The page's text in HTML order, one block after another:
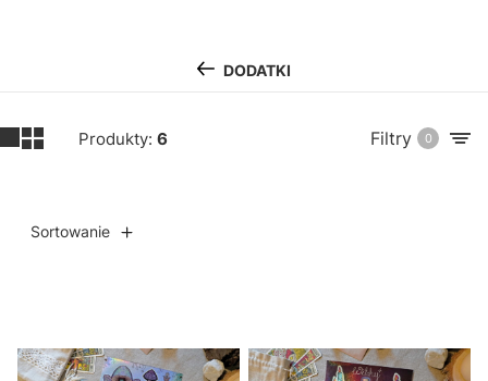
DODATKI
Produkty: 6 Filtry 0
Sortowanie
Lista produktów